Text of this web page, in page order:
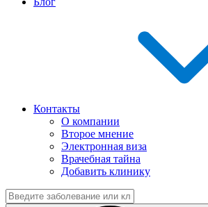
Контакты
О компании
Второе мнение
Электронная виза
Врачебная тайна
Добавить клинику